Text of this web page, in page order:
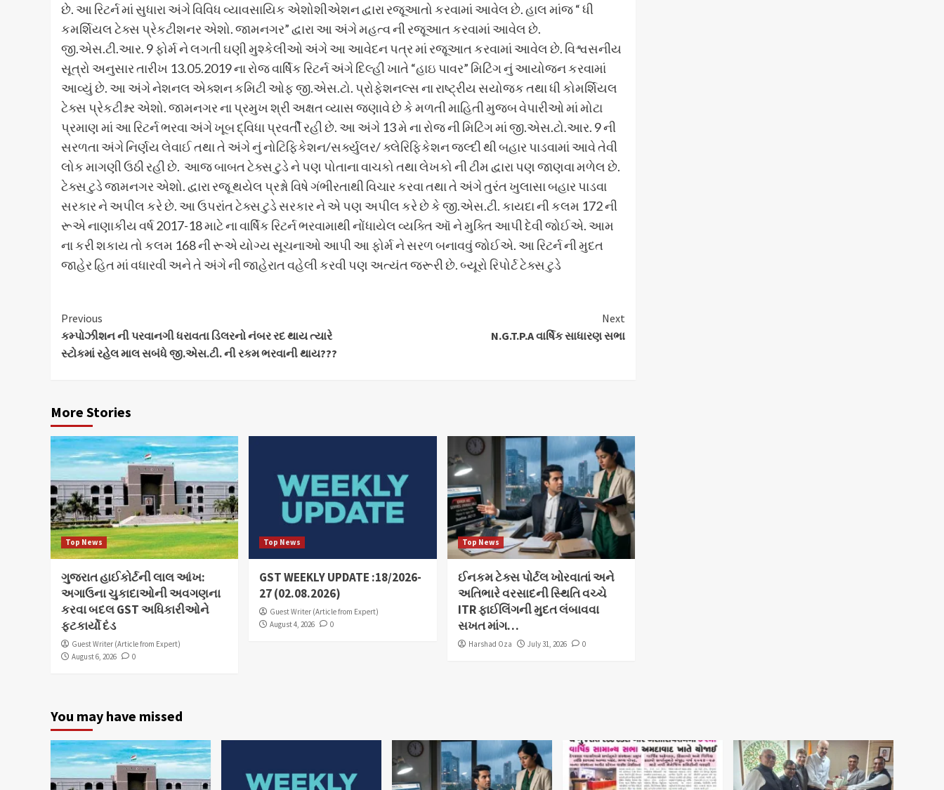
છે. આ રિટર્ન માં સુધારા અંગે વિવિધ વ્યાવસાયિક એશોશીએશન દ્વારા રજૂઆતો કરવામાં આવેલ છે. હાલ માંજ “ ધી
કમર્શિયલ ટેક્સ પ્રેકટીશનર એશો. જામનગર” દ્વારા આ અંગે મહત્વ ની રજૂઆત કરવામાં આવેલ છે.
જી.એસ.ટી.આર. 9 ફોર્મ ને લગતી ઘણી મુશ્કેલીઓ અંગે આ આવેદન પત્ર માં રજૂઆત કરવામાં આવેલ છે. વિશ્વસનીય
સૂત્રો અનુસાર તારીખ 13.05.2019 ના રોજ વાર્ષિક રિટર્ન અંગે દિલ્હી ખાતે “હાઇ પાવર” મિટિંગ નું આયોજન કરવામાં
આવ્યું છે. આ અંગે નેશનલ એક્શન કમિટી ઓફ જી.એસ.ટો. પ્રોફેશનલ્સ ના રાષ્ટ્રીય સયોજ્ક તથા ધી કોમર્શિયલ
ટેક્સ પ્રેકટીશ્નર એશો. જામનગર ના પ્રમુખ શ્રી અક્ષત વ્યાસ જણાવે છે કે મળતી માહિતી મુજબ વેપારીઓ માં મોટા
પ્રમાણ માં આ રિટર્ન ભરવા અંગે ખૂબ દ્વિધા પ્રવર્તી રહી છે. આ અંગે 13 મે ના રોજ ની મિટિંગ માં જી.એસ.ટો.આર. 9 ની
સરળતા અંગે નિર્ણય લેવાઈ તથા તે અંગે નું નોટિફિકેશન/સર્ક્યુલર/ ક્લેરિફિકેશન જલ્દી થી બહાર પાડવામાં આવે તેવી
લોક માગણી ઉઠી રહી છે. આજ બાબત ટેક્સ ટુડે ને પણ પોતાના વાચકો તથા લેખકો ની ટીમ દ્વારા પણ જાણવા મળેલ છે.
ટેક્સ ટુડે જામનગર એશો. દ્વારા રજૂ થયેલ પ્રશ્નો વિષે ગંભીરતાથી વિચાર કરવા તથા તે અંગે તુરંત ખુલાસા બહાર પાડવા
સરકાર ને અપીલ કરે છે. આ ઉપરાંત ટેક્સ ટુડે સરકાર ને એ પણ અપીલ કરે છે કે જી.એસ.ટી. કાયદા ની કલમ 172 ની
રૂએ નાણાકીય વર્ષ 2017-18 માટે ના વાર્ષિક રિટર્ન ભરવામાથી નોંધાયેલ વ્યક્તિ ઑ ને મુક્તિ આપી દેવી જોઈએ. આમ
ના કરી શકાય તો કલમ 168 ની રૂએ યોગ્ય સૂચનાઓ આપી આ ફોર્મ ને સરળ બનાવવું જોઈએ. આ રિટર્ન ની મુદત
જાહેર હિત માં વધારવી અને તે અંગે ની જાહેરાત વહેલી કરવી પણ અત્યંત જરૂરી છે. બ્યૂરો રિપોર્ટ ટેક્સ ટુડે
Continue
Reading
Previous
કમ્પોઝીશન ની પરવાનગી ધરાવતા ડિલરનો નંબર રદ થાય ત્યારે
સ્ટોકમાં રહેલ માલ સબંધે જી.એસ.ટી. ની રકમ ભરવાની થાય???
Next
N.G.T.P.A વાર્ષિક સાધારણ સભા
More Stories
Top News
ગુજરાત હાઈકોર્ટની લાલ આંખ:
અગાઉના ચુકાદાઓની અવગણના
કરવા બદલ GST અધિકારીઓને
ફટકાર્યો દંડ
Guest Writer (Article from Expert)
August 6, 2026
0
Top News
GST WEEKLY UPDATE :18/2026-
27 (02.08.2026)
Guest Writer (Article from Expert)
August 4, 2026
0
Top News
ઈનકમ ટેક્સ પોર્ટલ ખોરવાતાં અને
અતિભારે વરસાદની સ્થિતિ વચ્ચે
ITR ફાઈલિંગની મુદત લંબાવવા
સખત માંગ…
Harshad Oza July 31, 2026 0
You may have missed